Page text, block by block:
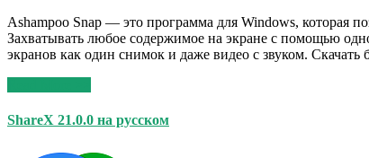
Ashampoo Snap — это программа для Windows, которая
Захватывать любое содержимое на экране с помощью
экранов как один снимок и даже видео с звуком.
ShareX 21.0.0 на русском